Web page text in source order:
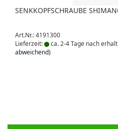
SENKKOPFSCHRAUBE
Art.Nr.: 4191300
Lieferzeit:
ca. 2-4 Tage nach
abweichend)